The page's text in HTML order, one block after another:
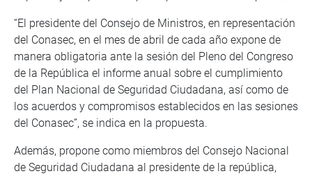
“El presidente del Consejo de Ministros, en representación
del Conasec, en el mes de abril de cada año expone de
manera obligatoria ante la sesión del Pleno del Congreso
de la República el informe anual sobre el cumplimiento
del Plan Nacional de Seguridad Ciudadana, así como de
los acuerdos y compromisos establecidos en las sesiones
del Conasec”, se indica en la propuesta.
Además, propone como miembros del Consejo Nacional
de Seguridad Ciudadana al presidente de la república,